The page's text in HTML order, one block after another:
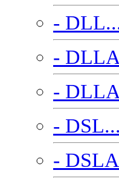
-
-
-
-
-